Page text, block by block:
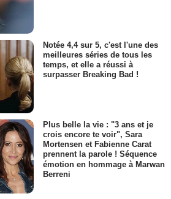
Notée 4,4 sur 5, c'est l'une des
meilleures séries de tous les
temps, et elle a réussi à
surpasser Breaking Bad !
Plus belle la vie : "3 ans et je
crois encore te voir", Sara
Mortensen et Fabienne Carat
prennent la parole ! Séquence
émotion en hommage à Marwan
Berreni